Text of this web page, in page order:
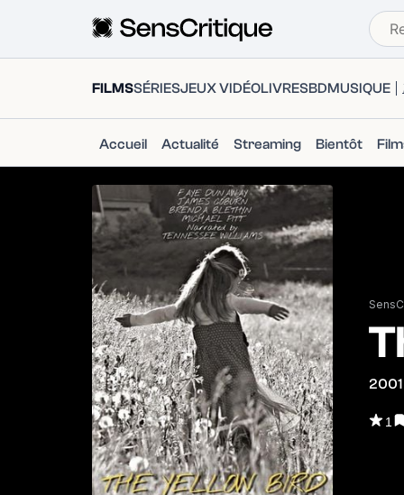
FILMSSÉRIESJEUX VIDÉOLIVRESBDMUSIQUE
Accueil Actualité Streaming Bientôt
2001
1